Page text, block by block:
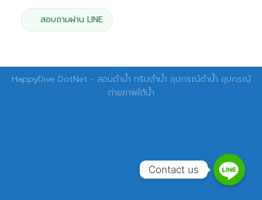
฿17,890.00.฿15,206.00.
สอบถามผ่าน LINE
HappyDive DotNet - สอนดำน้ำ ทริปดำน้ำ อุปกรณ์ดำน้ำ อุปกรณ์
ถ่ายภาพใต้น้ำ
Contact us